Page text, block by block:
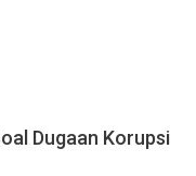
Dugaan Korupsi